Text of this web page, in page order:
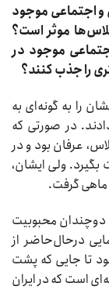
اجتماعی موجود
موثر است؟
موجود در
را جذب کنند؟
را به گونه‌ای به
در صورتی که
عرفان بود و در
ولی ایشان،
ماهی گرفت.
دوچندان محبوبیت
درحال‌حاضر از
تا جایی که پشت
ایشان جزو ۱۳ نفر نابغه‌ای است که در ایران